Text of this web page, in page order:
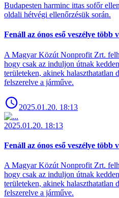
Budapesten harminc ittas sofőr
oldali hétvégi ellenőrzésük során.
Fenáll az ónos eső veszélye több
A Magyar Közút Nonprofit Zrt.
hogy csak az induljon útnak
területeken, akinek halaszthatatlan
felszerelve a járműve.
2025.01.20. 18:13
2025.01.20. 18:13
Fenáll az ónos eső veszélye több
A Magyar Közút Nonprofit Zrt.
hogy csak az induljon útnak
területeken, akinek halaszthatatlan
felszerelve a járműve.